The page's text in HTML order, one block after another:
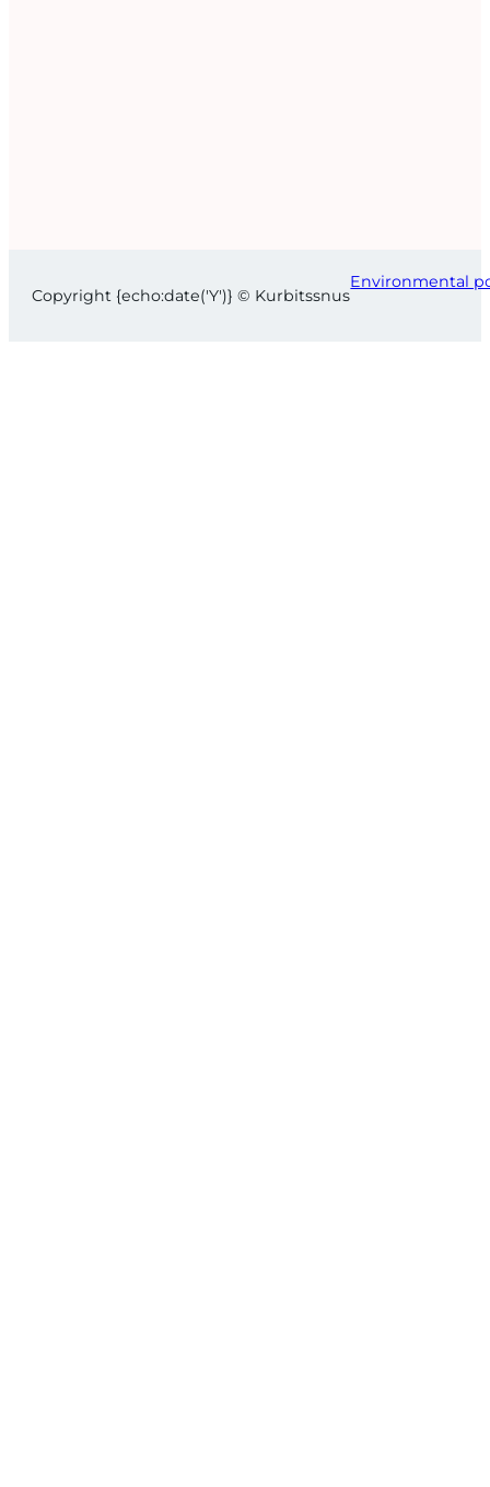
Copyright {echo:date('Y')} © Kurbitssnus
Environmental